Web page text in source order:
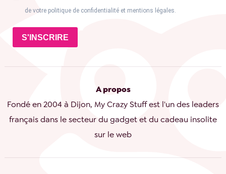
de votre politique de confidentialité et mentions légales.
S'INSCRIRE
A propos
Fondé en 2004 à Dijon, My Crazy Stuff est l'un des leaders
français dans le secteur du gadget et du cadeau insolite
sur le web